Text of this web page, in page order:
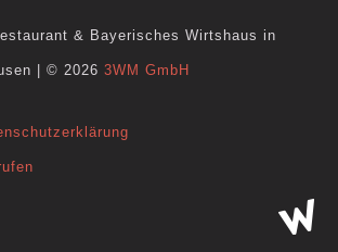
& Bayerisches Wirtshaus in
|© 20263WM GmbH